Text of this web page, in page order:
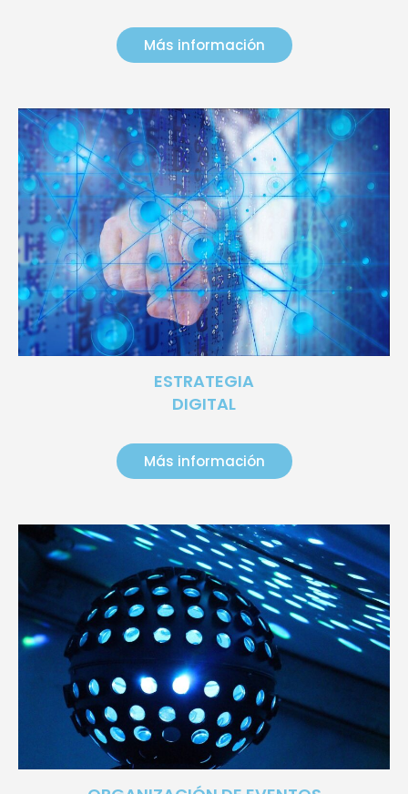
Más información
ESTRATEGIA
DIGITAL
Más información